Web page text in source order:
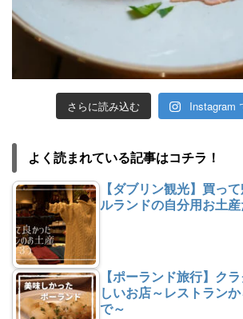
さらに読み込む Instagram
よく読まれている記事はコチラ！
【ダブリン観光】買っ
ルランドの自分用お土産
【ポーランド旅行】ク
しいお店～レストラン
で～